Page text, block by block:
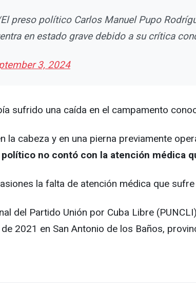
preso político Carlos Manuel Pupo
en estado grave debido a su crítica
3, 2024
sufrido una caída en el campamento
la cabeza y en una pierna previamente
no contó con la atención médica
la falta de atención médica que
del Partido Unión por Cuba Libre
2021 en San Antonio de los Baños,